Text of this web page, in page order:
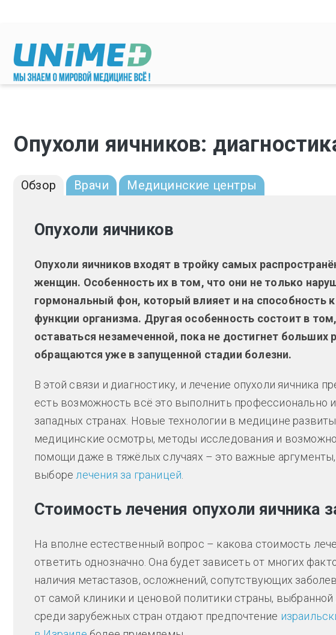
Опухоли яичников:
Обзор Врачи Медицинские центры
Опухоли яичников
Опухоли яичников входят в тройку самых
женщин. Особенность их в том, что они не только
гормональный фон, который влияет и на способность
функции организма. Другая особенность состоит в
оставаться незамеченной, пока не достигнет больших
обращаются уже в запущенной стадии болезни.
В этой связи и диагностику, и лечение опухоли яичника
есть возможность всё это выполнить профессионально
западных странах. Новые технологии в медицине
медицинские осмотры, методы исследования и
помощи даже в тяжёлых случаях – это важные
выборелечения за границей.
Стоимость лечения опухоли яичника
На вполне естественный вопрос – какова стоимость
ответить однозначно. Она будет зависеть от многих
наличия метастазов, осложнений, сопутствующих
от самой клиники и ценовой политики страны,
среди зарубежных стран отдают предпочтение